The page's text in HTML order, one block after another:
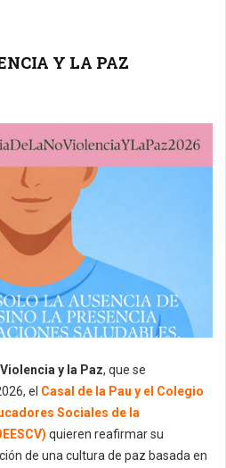
Y LA PAZ
y la Paz, que se
el Casal de la Pau y el Colegio
Sociales de la
quieren reafirmar su
de una cultura de paz basada en